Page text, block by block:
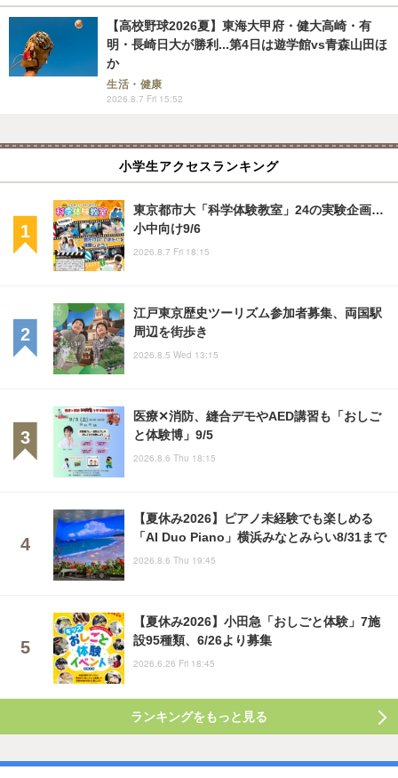
【高校野球2026夏】東海大甲府・健大高崎・有
明・長崎日大が勝利...第4日は遊学館vs青森山田ほ
か
生活・健康
2026.8.7 Fri 15:52
小学生アクセスランキング
東京都市大「科学体験教室」24の実験企画…
小中向け9/6
2026.8.7 Fri 18:15
江戸東京歴史ツーリズム参加者募集、両国駅
周辺を街歩き
2026.8.5 Wed 13:15
医療✕消防、縫合デモやAED講習も「おしご
と体験博」9/5
2026.8.6 Thu 18:15
【夏休み2026】ピアノ未経験でも楽しめる
「AI Duo Piano」横浜みなとみらい8/31まで
2026.8.6 Thu 19:45
【夏休み2026】小田急「おしごと体験」7施
設95種類、6/26より募集
2026.6.26 Fri 18:45
ランキングをもっと見る